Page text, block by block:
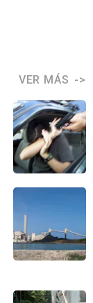
VER MÁS